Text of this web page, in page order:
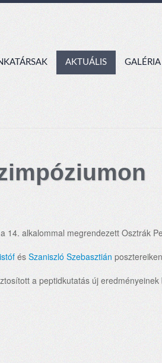
AKTUÁLIS GALÉRIA
14. alkalommal megrendezett Osztrák
és Szaniszló Szebasztián
a peptidkutatás új